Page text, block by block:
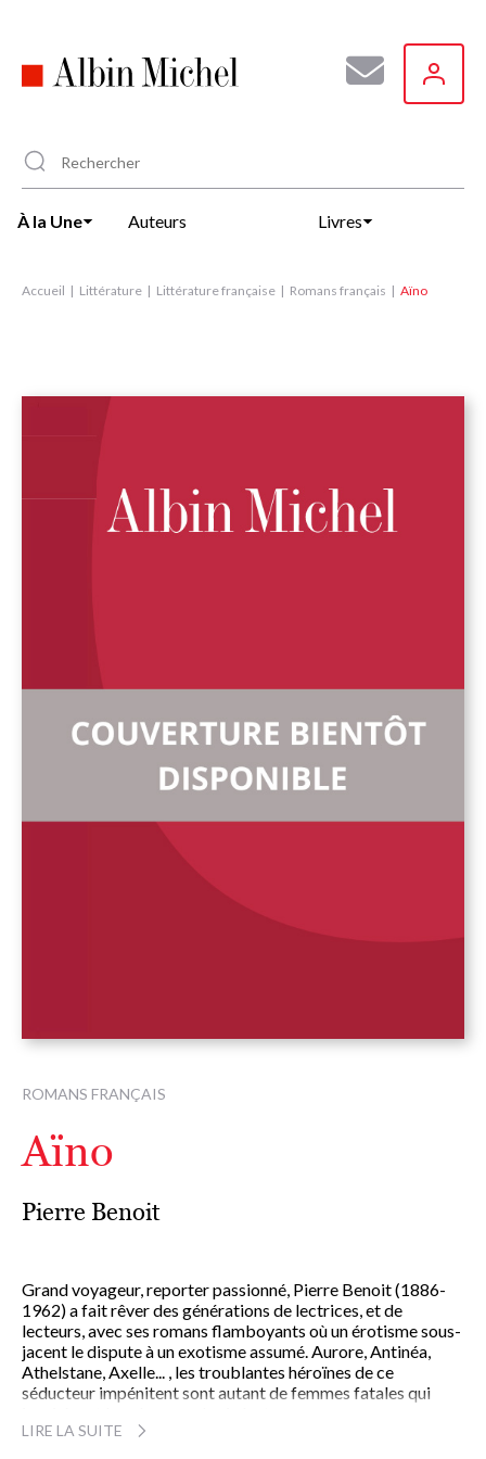
principal
À la Une Auteurs Livres
Accueil Littérature Littérature française Romans français Aïno
ROMANS FRANÇAIS
Aïno
Pierre Benoit
Grand voyageur, reporter passionné, Pierre Benoit (1886-
1962) a fait rêver des générations de lectrices, et de
lecteurs, avec ses romans flamboyants où un érotisme sous-
jacent le dispute à un exotisme assumé. Aurore, Antinéa,
Athelstane, Axelle... , les troublantes héroïnes de ce
séducteur impénitent sont autant de femmes fatales qui
Pierre Benoit, l'un des piliers de la la vie littéraire
LIRE LA SUITE